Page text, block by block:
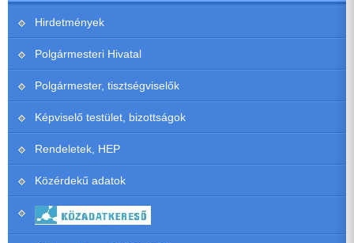
Hirdetmények
Polgármesteri Hivatal
Polgármester, tisztségviselők
Képviselő testület, bizottságok
Rendeletek, HEP
Közérdekű adatok